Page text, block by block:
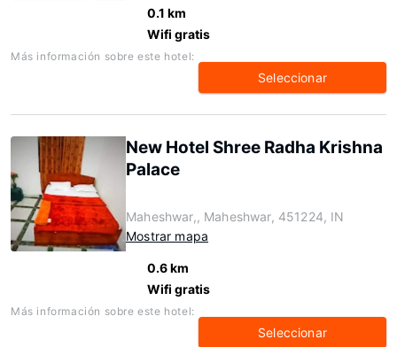
0.1 km
Wifi gratis
Más información sobre este hotel:
Seleccionar
New Hotel Shree Radha Krishna
Palace
Maheshwar,, Maheshwar, 451224, IN
Mostrar mapa
0.6 km
Wifi gratis
Más información sobre este hotel:
Seleccionar